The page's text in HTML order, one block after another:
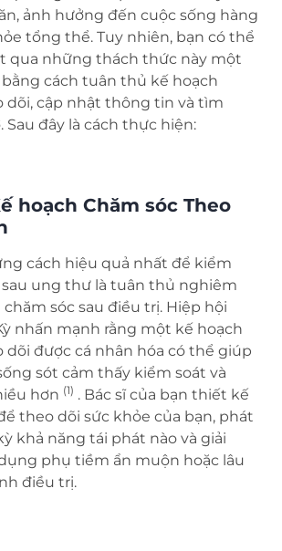
ảnh hưởng đến cuộc sống hàng
tổng thể. Tuy nhiên, bạn có thể
qua những thách thức này một
cách tuân thủ kế hoạch
dõi, cập nhật thông tin và tìm
Sau đây là cách thực hiện:
hoạch Chăm sóc Theo
cách hiệu quả nhất để kiểm
sau ung thư là tuân thủ nghiêm
sóc sau điều trị. Hiệp hội
nhấn mạnh rằng một kế hoạch
dõi được cá nhân hóa có thể giúp
sót cảm thấy kiểm soát và
hơn (1) . Bác sĩ của bạn thiết kế
theo dõi sức khỏe của bạn, phát
khả năng tái phát nào và giải
phụ tiềm ẩn muộn hoặc lâu
điều trị.